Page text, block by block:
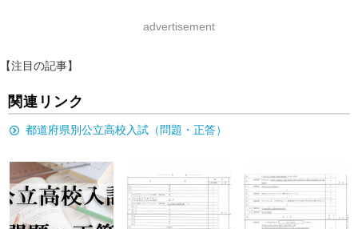
advertisement
【注目の記事】
関連リンク
都道府県別公立高校入試（問題・正答）